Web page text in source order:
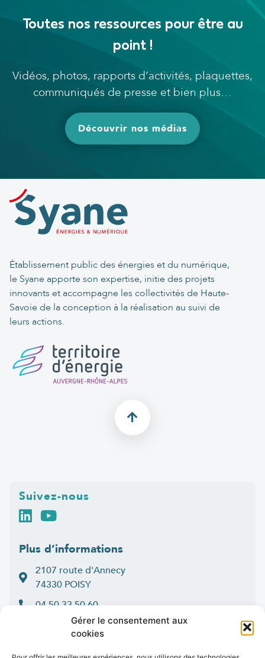
Gérer le consentement aux
cookies
Toutes nos ressources pour être au
point !
Vidéos, photos, rapports d’activités, plaquettes,
communiqués de presse et bien plus…
Découvrir nos médias
Établissement public des énergies et du numérique,
le Syane apporte son expertise, initie des projets
innovants et accompagne les collectivités de Haute-
Savoie de la conception à la réalisation au suivi de
leurs actions.
Suivez-nous
Plus d’informations
2107 route d'Annecy
74330 POISY
04 50 33 50 60
Lun > jeu : 9h-12h et 14h-16h30
9h-12h et 14h-16h